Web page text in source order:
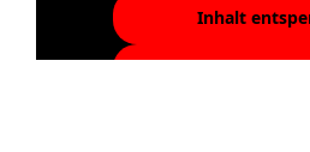
Inhalt